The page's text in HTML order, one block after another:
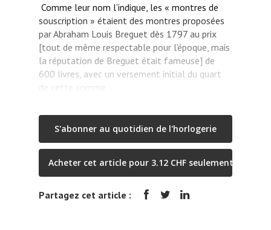
Comme leur nom l’indique, les « montres de
souscription » étaient des montres proposées
par Abraham Louis Breguet dès 1797 au prix
[tout de même respectable pour l’époque, mais
la réputation de Breguet était fameuse] de
600 livres, avec un versement initial du quart
de cette somme …
S'abonner au quotidien de l'horlogerie
Acheter cet article pour 3.12 CHF seulement
Partagez cet article :